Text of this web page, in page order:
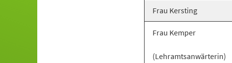
Frau Kersting
Frau Kemper
(Lehramtsanwärterin)